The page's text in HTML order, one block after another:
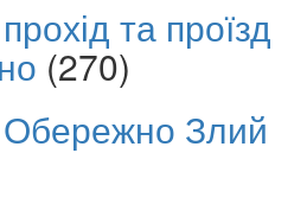
та проїзд
(270)
Злий